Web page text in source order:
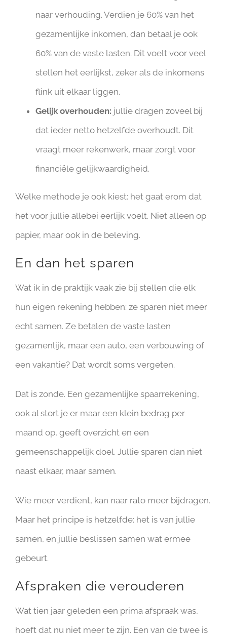
naar verhouding. Verdien je 60% van het
gezamenlijke inkomen, dan betaal je ook
60% van de vaste lasten. Dit voelt voor veel
stellen het eerlijkst, zeker als de inkomens
flink uit elkaar liggen.
Gelijk overhouden: jullie dragen zoveel bij
dat ieder netto hetzelfde overhoudt. Dit
vraagt meer rekenwerk, maar zorgt voor
financiële gelijkwaardigheid.
Welke methode je ook kiest: het gaat erom dat
het voor jullie allebei eerlijk voelt. Niet alleen op
papier, maar ook in de beleving.
En dan het sparen
Wat ik in de praktijk vaak zie bij stellen die elk
hun eigen rekening hebben: ze sparen niet meer
echt samen. Ze betalen de vaste lasten
gezamenlijk, maar een auto, een verbouwing of
een vakantie? Dat wordt soms vergeten.
Dat is zonde. Een gezamenlijke spaarrekening,
ook al stort je er maar een klein bedrag per
maand op, geeft overzicht en een
gemeenschappelijk doel. Jullie sparen dan niet
naast elkaar, maar samen.
Wie meer verdient, kan naar rato meer bijdragen.
Maar het principe is hetzelfde: het is van jullie
samen, en jullie beslissen samen wat ermee
gebeurt.
Afspraken die verouderen
Wat tien jaar geleden een prima afspraak was,
hoeft dat nu niet meer te zijn. Een van de twee is